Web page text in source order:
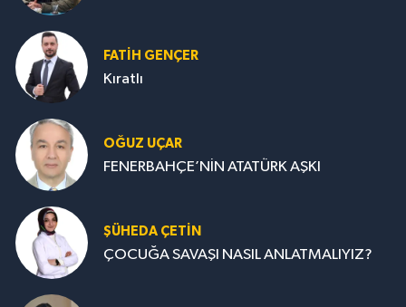
FATIH GENÇER
Kıratlı
OĞUZ UÇAR
FENERBAHÇE’NİN ATATÜRK AŞKI
ŞÜHEDA ÇETİN
ÇOCUĞA SAVAŞI NASIL ANLATMALIYIZ?